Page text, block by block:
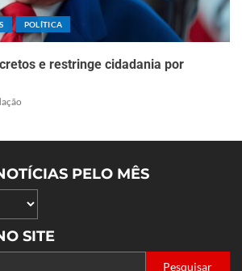
POLÍTICA
e restringe cidadania por
PELO MÊS
SITE